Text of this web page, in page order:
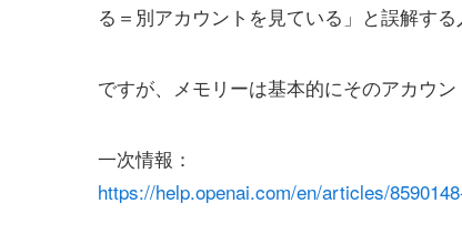
る＝別アカウントを見ている」と誤解する
ですが、メモリーは基本的にそのアカウン
一次情報：
https://help.openai.com/en/articles/